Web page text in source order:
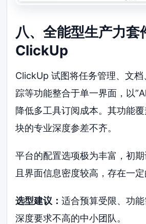
八、全能型生产力套
ClickUp
ClickUp 试图将任务管理、文档
踪等功能整合于单一界面，以
降低多工具订阅成本。其功能
块的专业深度参差不齐。
平台的配置选项极为丰富，初期
且界面信息密度较高，存在一定
选型建议：适合预算受限、功
深度要求不高的中小团队。